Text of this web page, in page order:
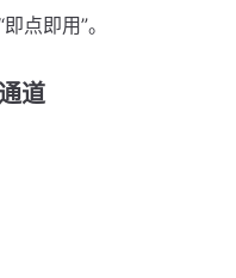
点即用”。
道